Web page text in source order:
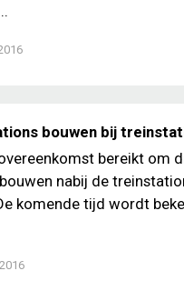
bouwen bij
bereikt om
nabij de
komende tijd wordt